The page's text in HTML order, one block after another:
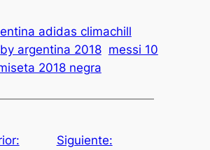
adidas climachill
argentina 2018 messi 10
2018 negra
Siguiente: